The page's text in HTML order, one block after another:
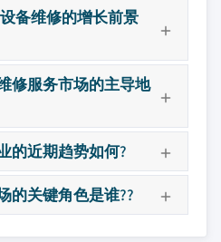
备维修的增长前景
修服务市场的主导地
的近期趋势如何?
的关键角色是谁??